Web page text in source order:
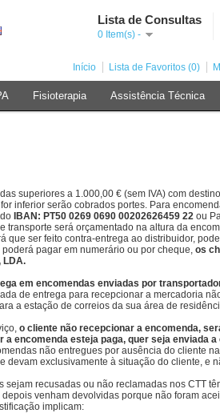
Lista de Consultas
0 Item(s) -
Início Lista de Favoritos (0)
Fisioterapia Assistência Técnica
superiores a 1.000,00 € (sem IVA) com
inferior serão cobrados portes. Para
IBAN: PT50 0269 0690 00202626459 22 ou
transporte será orçamentado na altura da
que ser feito contra-entrega ao distribuidor,
pagar em numerário ou por cheque, os
LDA.
em encomendas enviadas por
de entrega para recepcionar a mercadoria
a estação de correios da sua área de
o cliente não recepcionar a encomenda,
a encomenda esteja paga, quer seja enviada a
não entregues por ausência do cliente
devam exclusivamente à situação do cliente, e
sejam recusadas ou não reclamadas nos CTT
venham devolvidas porque não foram
implicam: